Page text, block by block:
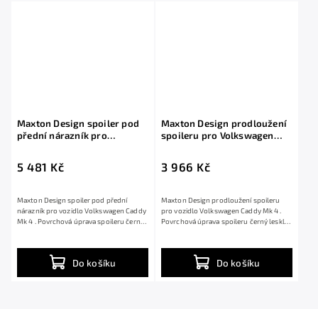
Maxton Design spoiler pod
přední nárazník pro
5 481 Kč
Do košíku
Maxton Design spoiler pod přední
nárazník pro vozidlo Volkswagen Caddy
Mk 4 . Povrchová úprava spoileru černý
Maxton Design prodloužení
spoileru pro Volkswagen
3 966 Kč
Do košíku
Maxton Design prodloužení spoileru
pro vozidlo Volkswagen Caddy Mk 4 .
Povrchová úprava spoileru černý lesklý